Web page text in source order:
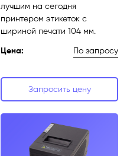
лучшим на сегодня
принтером этикеток с
шириной печати 104 мм.
Цена:
По запросу
Запросить цену